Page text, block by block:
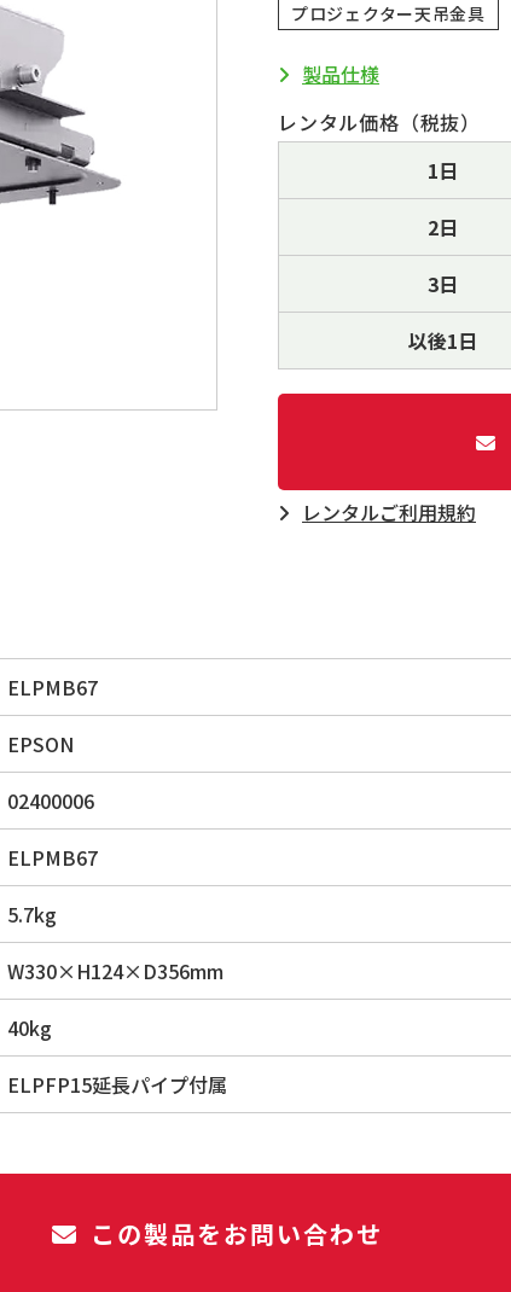
プロジェクター天吊金具
製品仕様
レンタル価格（税抜）
1日
2日
3日
以後1日
レンタルご利⽤規約
ELPMB67
EPSON
02400006
ELPMB67
5.7kg
W330×H124×D356mm
40kg
ELPFP15延長パイプ付属
この製品をお問い合わせ